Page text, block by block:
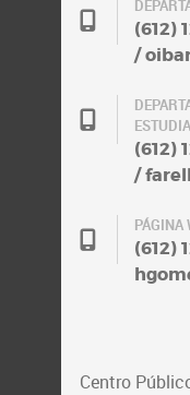
(612)
/
(612)
/
PÁGINA
(612)
Centro